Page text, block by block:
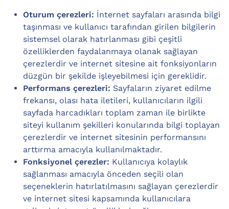
Oturum çerezleri: İnternet sayfaları arasında bilgi
taşınması ve kullanıcı tarafından girilen bilgilerin
sistemsel olarak hatırlanması gibi çeşitli
özelliklerden faydalanmaya olanak sağlayan
çerezlerdir ve internet sitesine ait fonksiyonların
düzgün bir şekilde işleyebilmesi için gereklidir.
Performans çerezleri: Sayfaların ziyaret edilme
frekansı, olası hata iletileri, kullanıcıların ilgili
sayfada harcadıkları toplam zaman ile birlikte
siteyi kullanım şekilleri konularında bilgi toplayan
çerezlerdir ve internet sitesinin performansını
arttırma amacıyla kullanılmaktadır.
Fonksiyonel çerezler: Kullanıcıya kolaylık
sağlanması amacıyla önceden seçili olan
seçeneklerin hatırlatılmasını sağlayan çerezlerdir
ve internet sitesi kapsamında kullanıcılara